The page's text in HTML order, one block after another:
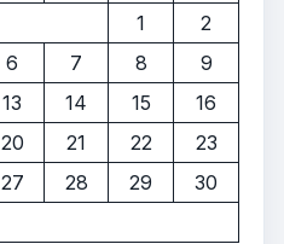
1
2
6 7 8
9
13 14 15
16
20 21 22
23
27 28 29
30